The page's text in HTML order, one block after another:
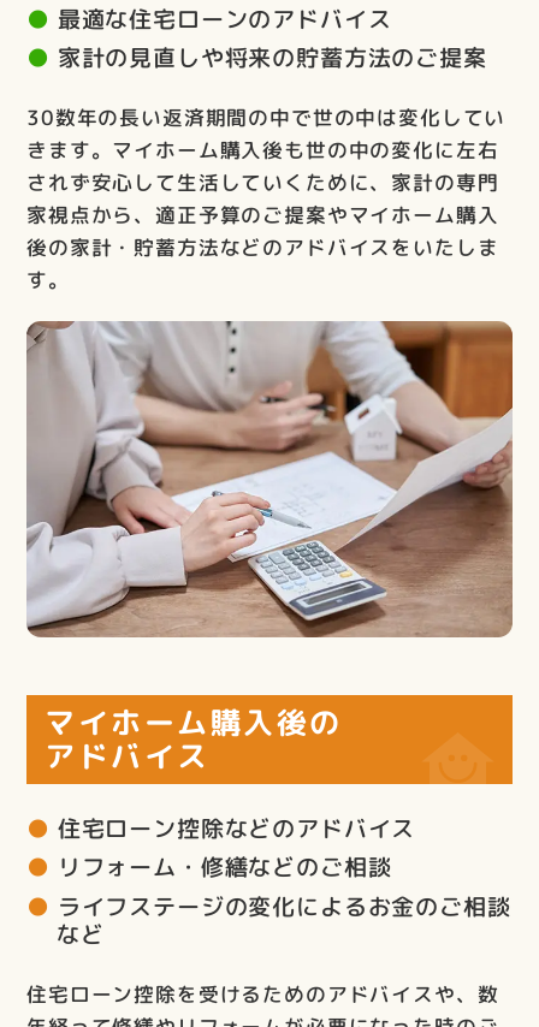
最適な住宅ローンのアドバイス
家計の見直しや将来の貯蓄方法のご提案
30数年の長い返済期間の中で世の中は変化してい
きます。マイホーム購入後も世の中の変化に左右
されず安心して生活していくために、家計の専門
家視点から、適正予算のご提案やマイホーム購入
後の家計・貯蓄方法などのアドバイスをいたしま
す。
マイホーム購入後の
アドバイス
住宅ローン控除などのアドバイス
リフォーム・修繕などのご相談
ライフステージの変化によるお金のご相談
など
住宅ローン控除を受けるためのアドバイスや、数